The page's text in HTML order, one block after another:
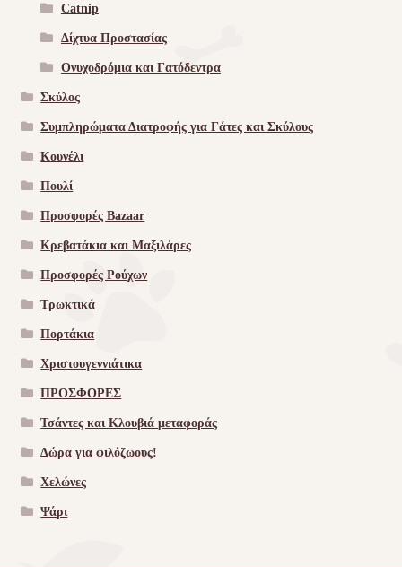
Catnip
Δίχτυα Προστασίας
Ονυχοδρόμια και Γατόδεντρα
Σκύλος
Συμπληρώματα Διατροφής για Γάτες και Σκύλους
Κουνέλι
Πουλί
Προσφορές Bazaar
Κρεβατάκια και Μαξιλάρες
Προσφορές Ρούχων
Τρωκτικά
Πορτάκια
Χριστουγεννιάτικα
ΠΡΟΣΦΟΡΕΣ
Τσάντες και Κλουβιά μεταφοράς
Δώρα για φιλόζωους!
Χελώνες
Ψάρι